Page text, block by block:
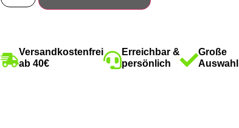
Versandkostenfrei
ab 40€
Erreichbar &
persönlich
Große
Auswahl